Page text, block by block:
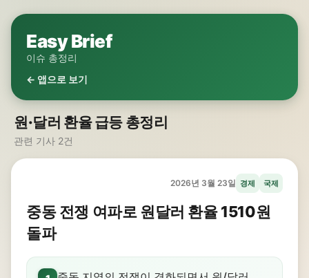
Easy Brief
이슈 총정리
← 앱으로 보기
원·달러 환율 급등 총정리
관련 기사 2건
2026년 3월 23일 경제 국제
중동 전쟁 여파로 원달러 환율 1510원
돌파